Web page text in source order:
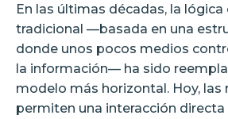
En las últimas décadas, la
tradicional —basada en una
donde unos pocos medios
la información— ha sido
modelo más horizontal. Hoy, las
permiten una interacción directa